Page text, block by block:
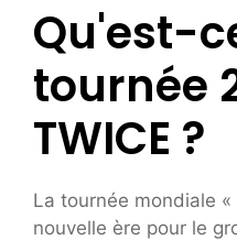
Qu'est-
tournée
TWICE ?
La tournée mondiale «
nouvelle ère pour le